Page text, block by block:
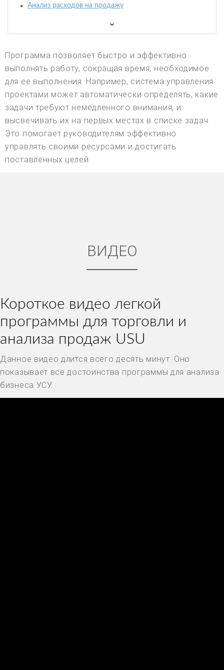
Анализ расходов на продажу
Программа позволяет быстро и эффективно
выполнять работу, сокращая время, необходимое
для ее выполнения. Например, система управления
проектами может автоматически определять, какие
задачи требуют немедленного внимания, и
высвечивать их на первых местах в списке задач.
Это помогает руководителям эффективно
управлять своими ресурсами и достигать
поставленных целей.
ВИДЕО
Короткое видео легкой
программы для торговли и
анализа продаж USU
Данное видео длится всего десять минут. Оно
показывает все достоинства программы для анализа
бизнеса УСУ.